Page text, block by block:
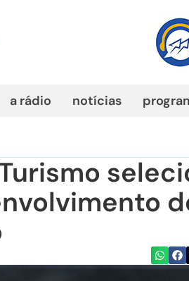
a rádio notícias